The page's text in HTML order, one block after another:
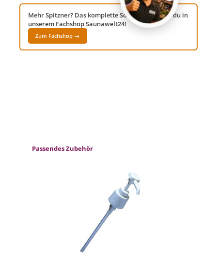
Mehr Spitzner? Das komplette Sortiment findest du in
unserem Fachshop Saunawelt24!
Zum Fachshop →
Produktgalerie überspringen
Passendes Zubehör